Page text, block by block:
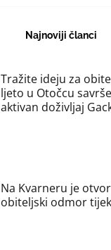
Najnoviji članci
Tražite ideju za
ljeto u Otočcu
aktivan doživljaj
Na Kvarneru je
obiteljski odmor